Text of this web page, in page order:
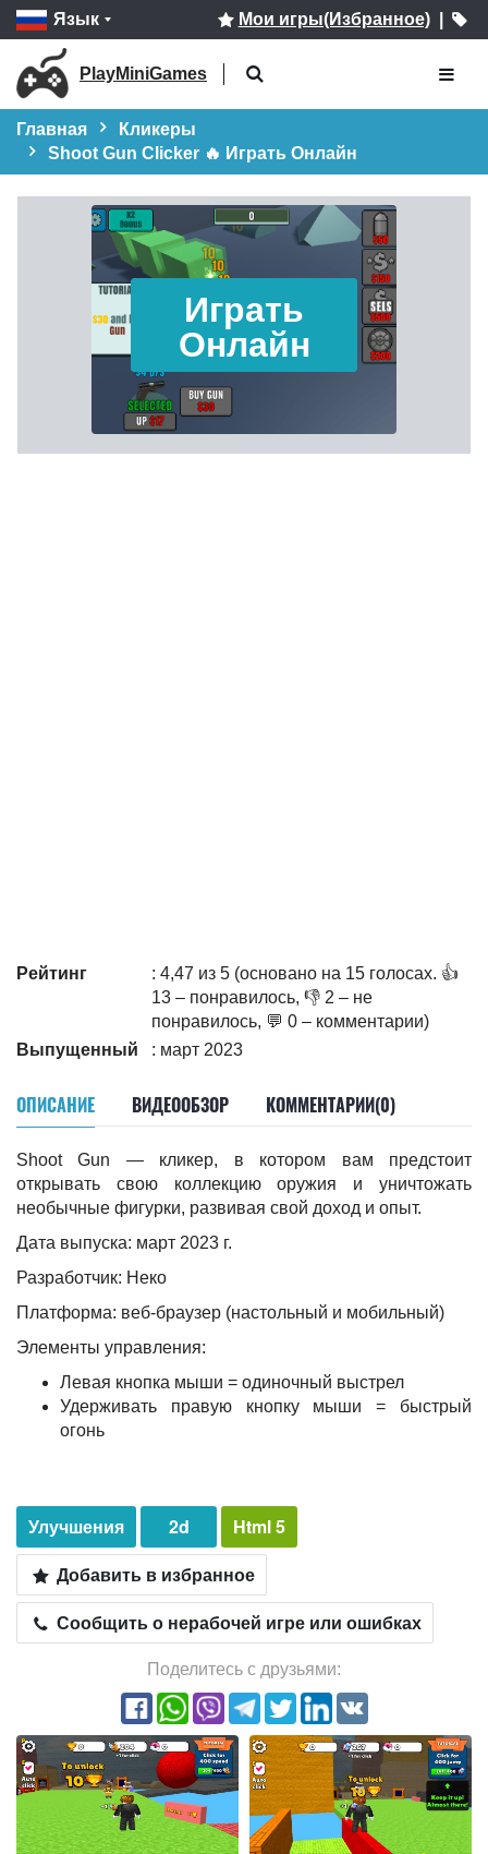
Язык Мои игры(Избранное)|
PlayMiniGames
Главная
Кликеры
Shoot Gun Clicker 🔥 Играть Онлайн
Играть
Онлайн
Рейтинг
: 4,47 из 5 (основано на 15 голосах. 👍
13 – понравилось, 👎 2 – не
понравилось, 💬 0 – комментарии)
Выпущенный
: март 2023
ОПИСАНИЕ ВИДЕООБЗОР КОММЕНТАРИИ(0)
Shoot Gun — кликер, в котором вам предстоит
открывать свою коллекцию оружия и уничтожать
необычные фигурки, развивая свой доход и опыт.
Дата выпуска: март 2023 г.
Разработчик: Неко
Платформа: веб-браузер (настольный и мобильный)
Элементы управления:
Левая кнопка мыши = одиночный выстрел
Удерживать правую кнопку мыши = быстрый
огонь
Улучшения 2d
Html 5
Добавить в избранное
Сообщить о нерабочей игре или ошибках
Поделитесь с друзьями: